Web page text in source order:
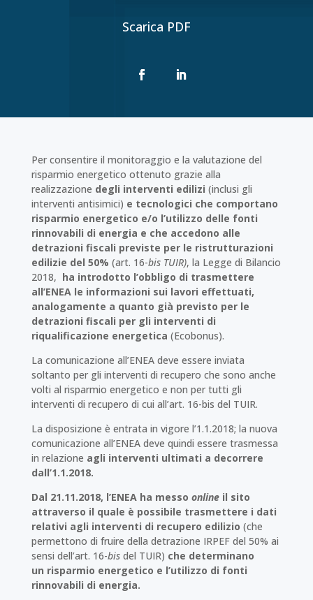
Scarica PDF
Per consentire il monitoraggio e la valutazione del
risparmio energetico ottenuto grazie alla
realizzazione degli interventi edilizi (inclusi gli
interventi antisimici) e tecnologici che comportano
risparmio energetico e/o l’utilizzo delle fonti
rinnovabili di energia e che accedono alle
detrazioni fiscali previste per le ristrutturazioni
edilizie del 50% (art. 16-bis TUIR), la Legge di Bilancio
2018, ha introdotto l’obbligo di trasmettere
all’ENEA le informazioni sui lavori effettuati,
analogamente a quanto già previsto per le
detrazioni fiscali per gli interventi di
riqualificazione energetica (Ecobonus).
La comunicazione all’ENEA deve essere inviata
soltanto per gli interventi di recupero che sono anche
volti al risparmio energetico e non per tutti gli
interventi di recupero di cui all’art. 16-bis del TUIR.
La disposizione è entrata in vigore l’1.1.2018; la nuova
comunicazione all’ENEA deve quindi essere trasmessa
in relazione agli interventi ultimati a decorrere
dall’1.1.2018.
Dal 21.11.2018, l’ENEA ha messo onlineil sito
attraverso il quale è possibile trasmettere i dati
relativi agli interventi di recupero edilizio (che
permettono di fruire della detrazione IRPEF del 50% ai
sensi dell’art. 16-bisdel TUIR) che determinano
un risparmio energetico e l’utilizzo di fonti
rinnovabili di energia.